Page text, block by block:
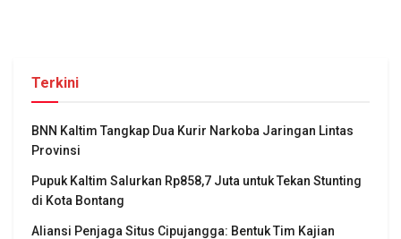
Terkini
BNN Kaltim Tangkap Dua Kurir Narkoba Jaringan Lintas
Provinsi
Pupuk Kaltim Salurkan Rp858,7 Juta untuk Tekan Stunting
di Kota Bontang
Aliansi Penjaga Situs Cipujangga: Bentuk Tim Kajian